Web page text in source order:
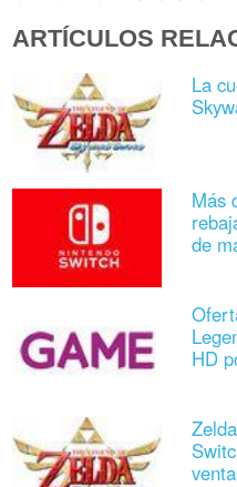
ARTÍCULOS
La
Más
de
HD